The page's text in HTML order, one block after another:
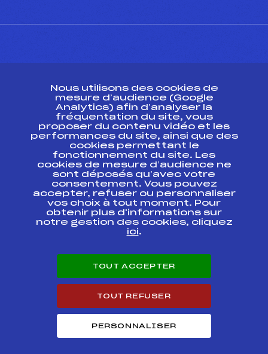
Ressources
Pass’Neige
Projet sportif fédéral
Projet de performance fédéral
Antidopage
Pôle Développement, Formation, Suivi
Scientifique
Listes ministérielles
Pôle vie de l’athlète
Enseignement professionnel
Carrières
Nous utilisons des cookies de
mesure d’audience (Google
Analytics) afin d’analyser la
fréquentation du site, vous
proposer du contenu vidéo et les
performances du site, ainsi que des
cookies permettant le
fonctionnement du site. Les
cookies de mesure d’audience ne
sont déposés qu’avec votre
consentement. Vous pouvez
accepter, refuser ou personnaliser
vos choix à tout moment. Pour
obtenir plus d'informations sur
notre gestion des cookies, cliquez
ici.
TOUT ACCEPTER
TOUT REFUSER
PERSONNALISER